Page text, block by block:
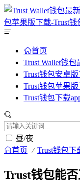
首页
Trust Wallet钱
Trust钱包安卓
Trust钱包苹果
Trust钱包下载
昼/夜
首页 Trust钱包下
Trust钱包能